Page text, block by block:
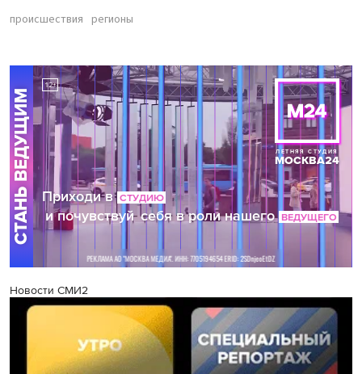
происшествия регионы
Новости СМИ2